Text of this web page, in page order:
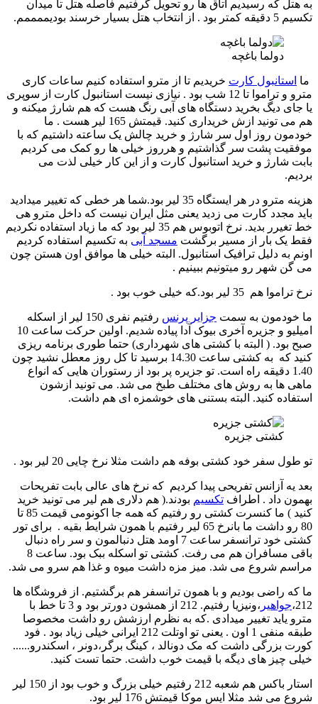
به هتل که رسیدیم اتاق ها رو تحویل گرفتیم فاصله هتل تا میدان
تکسیم 5 دقیقه کمتر بود . از انتخاب هتل بسیار خرسند بودیممممم.
دولما باغچه
ما استانبول کارت خریدیم تا از مترو استفاده کنیم ساعات کاری
مترو و تراموا تا 12 شب بود . نیازی نیست استانبول کارت از سوپری
یا جای دیگ بخرید دستگاه های آبی رنگ هست که هم شارژ میکنه و
هم می تونید ازش خریداری کنید. قیمتش 165 لیر هست . ما
خودمون روز اول سر شارژ و خرید چالش یک ساعته داشتیم که با
موفقیت پشت سر گذاشتیم و هرروز خیلی ها رو کمک می کردیم
بابت شارژ و خرید استانبول کارت و از این کار خیلی لذت می
بردیم.
هزینه مترو در هر ایستگاه 35 لیر بود.شما هر خطی که تغییر میدادید
باید مجدد کارت می زدید یعنی مثل ایران نیست که داخل مترو هی
خط تغیرر بدید. نرخ اتوبوس هم 35 لیر بود که ما زیاد استفاده نکردیم
فقط یک بار از مسیر برگشت مسجد آبی به تکسیم استفاده کردیم
اونم به دلیل ترافیک استانبول. البته خیلی ها موافق اون هستن چون
می گن شهر رو میتونیم ببینیم .
نرخ تراموا هم 35 لیر بود.که خیلی خوب بود .
ما خودمون به سمت جزایر پرنس
رفتیم نفری 150 لیر از اسکله
امیلیو و جزیره آخری بیوک آدا پیاده شدیم. اولین حرکت ساعت 10
صبح بود. ( البته با کشتی های شهرداری) حتما طوری برنامه ریزی
کنید که به کشتی ساعت 14.30 برسید تا کل روز معطل نشید چون
1.40 دقیقه راه است. تو جزیره پر بود از رستوران هایی که انواع
ماهی ها به روش های مختلف طبخ می شد. می تونید ازشون
استفاده کنید. البته بستنی های خوشمزه ای هم داشت.
کشتی جزیره
تو طول سفر خود کشتی بوفه هم داشت مثلا نرخ چایی 20 لیر بود .
بعد یه آزانس تفریحی پیدا کردیم که نرخ های عالی بابت تفریحات
بهمون داد . اطراف تکسیم بودند.( هم دلاری هم لیر می تونید خرید
کنید ) ما کنسرت کشتی رو رفتیم که همه جا اکونومی قیمت 85 تا
80 رو داشت ما بانرخ 65 لیر رفتیم با همون شرایط بقیه . برای تور
کشتی خود ترانسفر ساعت 7 اومد هتل دنبالمون و سر راه دنبال
باقی مسافران هم می رفت. کشتی تو اسکله ببک بود. ساعت 8
مراسم شروع می شد. میز مزه داشت میوه و غذا هم سرو می شد.
ما که راضی بودیم و با همون ترانسفر هم برگشتیم. از فروشگاه ها
212، جواهیر
،ونیزیا رفتیم. 212 از همشون دورتر بود و 3 تا خط با
مترو یاید تغییر میدادی .که به نظرم ارزشش رو داشت مخصوصا
طبقه منفی 1 اون . یعنی تو اوتلت 212 ایرانی خیلی زیاد بود . فود
کورت بزرگی داشت که مک دونالد ، کینگ برگر،دونر ، اسکندرو......
خیلی چیز های دیگه با قیمت خوب داشت. حتما تست کنید.
استار باکس هم شعبه 212 رفتیم خیلی بزرگ و خوب بود از 150 لیر
شروع می شد مثلا ایس موکا قیمتش 176 لیر بود.